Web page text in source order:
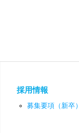
採用情報
募集要項（新卒）